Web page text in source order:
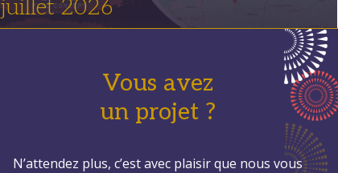
juillet 2026
Vous avez
un projet ?
N’attendez plus, c’est avec plaisir que nous vous